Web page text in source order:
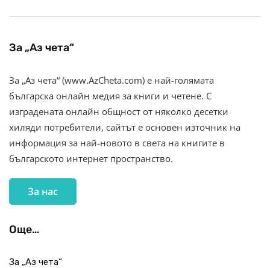
За „Аз чета“
За „Аз чета“ (www.AzCheta.com) е най-голямата
българска онлайн медия за книги и четене. С
изградената онлайн общност от няколко десетки
хиляди потребители, сайтът е основен източник на
информация за най-новото в света на книгите в
българското интернет пространство.
За нас
Още…
За „Аз чета“